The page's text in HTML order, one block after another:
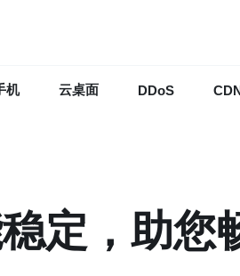
机 云桌面 DDoS
定，助您